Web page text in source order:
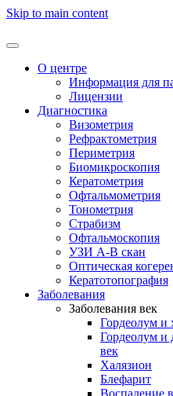
Skip to main content
О центре
Информация для
Лицензии
Диагностика
Визометрия
Рефрактометрия
Периметрия
Биомикроскопия
Кератометрия
Офтальмометрия
Тонометрия
Страбизм
Офтальмоскопия
УЗИ А-В скан
Оптическая
Кератотопография
Заболевания
Заболевания век
Гордеолум и
Гордеолум и
век
Халязион
Блефарит
Воспаление